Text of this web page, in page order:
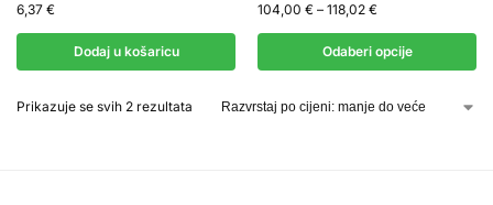
6,37 €
Dodaj u košaricu
104,00 € – 118,02 €
Odaberi opcije
Prikazuje se svih 2 rezultata